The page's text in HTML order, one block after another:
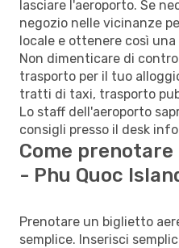
lasciare l'aeroporto. Se
negozio nelle vicinanze
locale e ottenere così
Non dimenticare di
trasporto per il tuo
tratti di taxi, trasporto
Lo staff dell'aeroporto
consigli presso il desk
Come
- Phu Quoc
Prenotare un biglietto
semplice. Inserisci